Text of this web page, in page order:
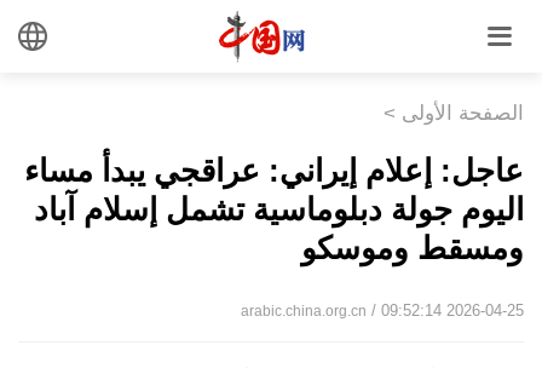
الصفحة الأولى >
عاجل: إعلام إيراني: عراقجي يبدأ مساء
اليوم جولة دبلوماسية تشمل إسلام آباد
ومسقط وموسكو
arabic.china.org.cn / 09:52:14 2026-04-25